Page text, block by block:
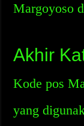
Margoyoso
Akhir
Kode pos
yang